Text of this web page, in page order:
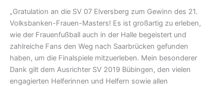
„Gratulation an die SV 07 Elversberg zum Gewinn des 21.
Volksbanken-Frauen-Masters! Es ist großartig zu erleben,
wie der Frauenfußball auch in der Halle begeistert und
zahlreiche Fans den Weg nach Saarbrücken gefunden
haben, um die Finalspiele mitzuerleben. Mein besonderer
Dank gilt dem Ausrichter SV 2019 Bübingen, den vielen
engagierten Helferinnen und Helfern sowie allen